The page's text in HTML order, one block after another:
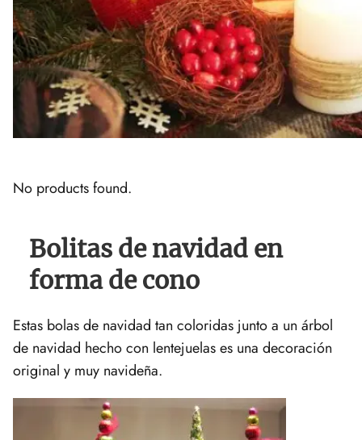
No products found.
Bolitas de navidad en
forma de cono
Estas bolas de navidad tan coloridas junto a un árbol
de navidad hecho con lentejuelas es una decoración
original y muy navideña.